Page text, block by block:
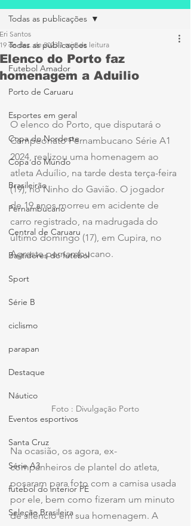
Todas as publicações
Futebol Amador
Porto de Caruaru
Esportes em geral
Copa do Nordeste
Copa do Mundo
Brasileirão
Pernambucano
Central de Caruaru
Bastidores do futebol
Sport
Série B
ciclismo
parapan
Destaque
Náutico
Eventos esportivos
Santa Cruz
Série A3
futebol do interior PE
Seleção Brasileira
Todas as publicações
Elenco do Porto faz
homenagem a Aduilio
Eri Santos
19 de dez. de 2023 1 min de leitura
O elenco do Porto, que disputará o
Campeonato Pernambucano Série A1
2024, realizou uma homenagem ao
atleta Aduílio, na tarde desta terça-feira
(19), no Ninho do Gavião. O jogador
de 19 anos morreu em acidente de
carro registrado, na madrugada do
último domingo (17), em Cupira, no
Agreste pernambucano.
Foto : Divulgação Porto
Na ocasião, os agora, ex-
companheiros de plantel do atleta,
posaram para foto com a camisa usada
por ele, bem como fizeram um minuto
de silêncio em sua homenagem. A